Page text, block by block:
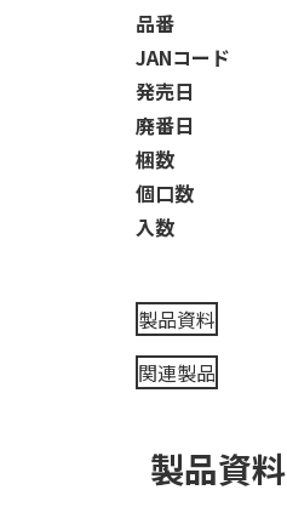
品番
JANコード
発売日
廃番日
梱数
個口数
入数
製品資料
関連製品
製品資料